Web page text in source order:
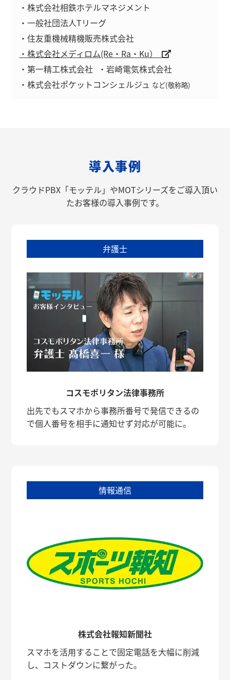
・株式会社相鉄ホテルマネジメント
・一般社団法人Tリーグ
・住友重機械精機販売株式会社
・株式会社メディロム(Re・Ra・Ku）
・第一精工株式会社
・岩崎電気株式会社
・株式会社ポケットコンシェルジュ など(敬称略)
導入事例
クラウドPBX「モッテル」やMOTシリーズをご導入頂い
たお客様の導入事例です。
弁護士
コスモポリタン法律事務所
出先でもスマホから事務所番号で発信できるの
で個人番号を相手に通知せず対応が可能に。
情報通信
株式会社報知新聞社
スマホを活用することで固定電話を大幅に削減
し、コストダウンに繋がった。